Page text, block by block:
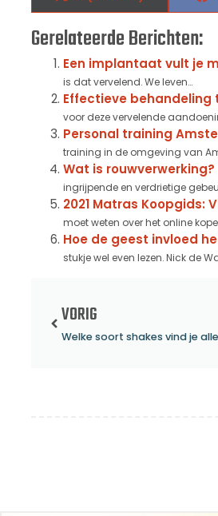
Gerelateerde Berichten:
Een implantaat vult je
is dat vervelend. We leven...
Effectieve behandeling
voor deze vervelende
Personal training
training in de omgeving van
Wat is rouwverwerking?
ingrijpende en verdrietige
2021 Matras Koopgids:
moet weten over het online
Hoe de geest invloed
stukje wel even lezen. Nick de
VORIG
Welke soort shakes vind je